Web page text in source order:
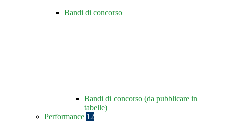
Bandi di concorso
Bandi di concorso (da pubblicare in
tabelle)
Performance 12